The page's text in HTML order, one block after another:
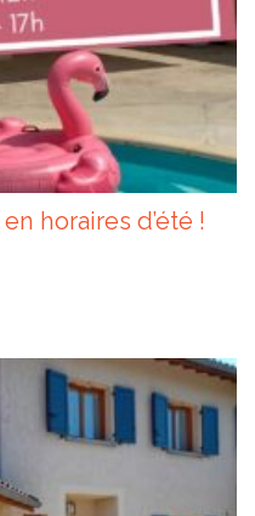
horaires d’été !